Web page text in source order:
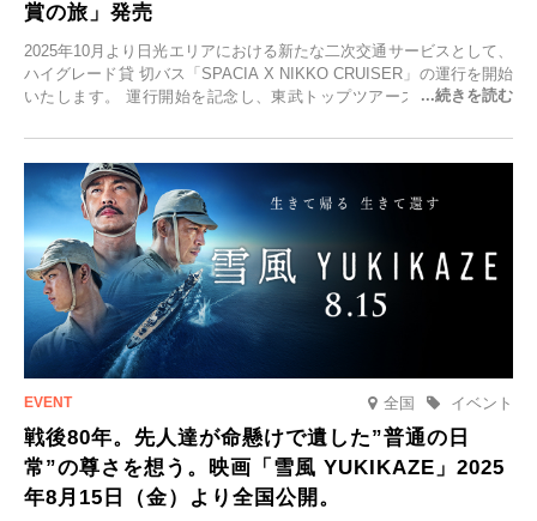
賞の旅」発売
2025年10月より日光エリアにおける新たな二次交通サービスとして、
ハイグレード貸 切バス「SPACIA X NIKKO CRUISER」の運行を開始
いたします。 運行開始を記念し、東武トップツアーズ株式会社では
2025年9月12日(金)より発売いたします。
全国 イベント
戦後80年。先人達が命懸けで遺した”普通の日
常”の尊さを想う。映画「雪風 YUKIKAZE」2025
年8月15日（金）より全国公開。